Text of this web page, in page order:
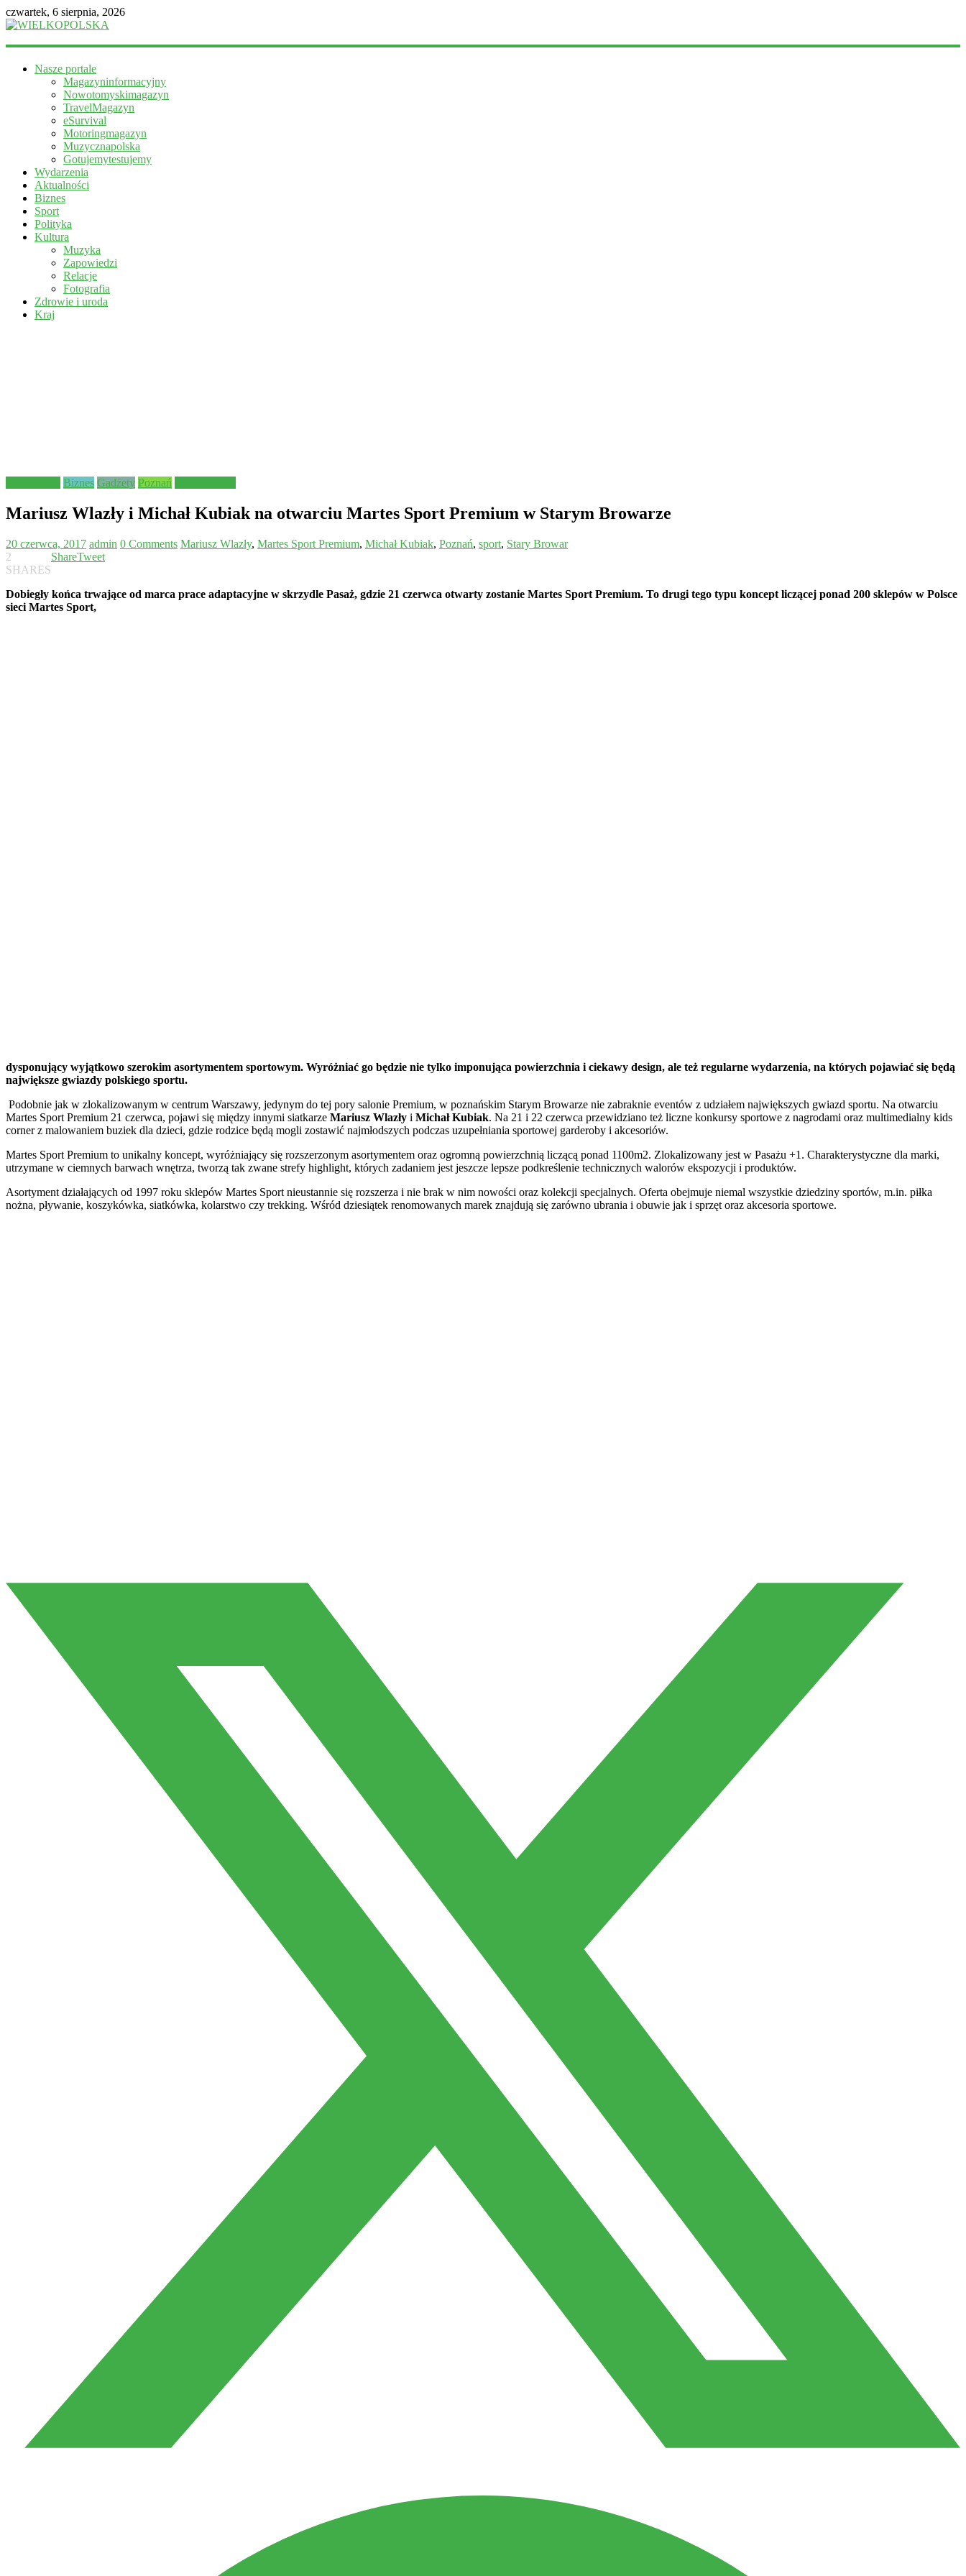
czwartek, 6 sierpnia, 2026
WIELKOPOLSKA
informacyjny
Nasze portale
Magazyninformacyjny
Nowotomyskimagazyn
TravelMagazyn
eSurvival
Motoringmagazyn
Muzycznapolska
Gotujemytestujemy
Wydarzenia
Aktualności
Biznes
Sport
Polityka
Kultura
Muzyka
Zapowiedzi
Relacje
Fotografia
Zdrowie i uroda
Kraj
Biznes Gadżety Poznań
Mariusz Wlazły i Michał Kubiak na otwarciu Martes Sport Premium w Starym Browarze
20 czerwca, 2017 admin 0 Comments Mariusz Wlazły, Martes Sport Premium, Michał Kubiak, Poznań, sport, Stary Browar
2
SHARES
ShareTweet
Dobiegły końca trwające od marca prace adaptacyjne w skrzydle Pasaż, gdzie 21 czerwca otwarty zostanie Martes Sport Premium. To drugi tego typu koncept liczącej ponad 200 sklepów w Polsce
sieci Martes Sport,
dysponujący wyjątkowo szerokim asortymentem sportowym. Wyróżniać go będzie nie tylko imponująca powierzchnia i ciekawy design, ale też regularne wydarzenia, na których pojawiać się będą
największe gwiazdy polskiego sportu.
Podobnie jak w zlokalizowanym w centrum Warszawy, jedynym do tej pory salonie Premium, w poznańskim Starym Browarze nie zabraknie eventów z udziałem największych gwiazd sportu. Na otwarciu
Martes Sport Premium 21 czerwca, pojawi się między innymi siatkarze Mariusz Wlazły i Michał Kubiak. Na 21 i 22 czerwca przewidziano też liczne konkursy sportowe z nagrodami oraz multimedialny kids
corner z malowaniem buziek dla dzieci, gdzie rodzice będą mogli zostawić najmłodszych podczas uzupełniania sportowej garderoby i akcesoriów.
Martes Sport Premium to unikalny koncept, wyróżniający się rozszerzonym asortymentem oraz ogromną powierzchnią liczącą ponad 1100m2. Zlokalizowany jest w Pasażu +1. Charakterystyczne dla marki,
utrzymane w ciemnych barwach wnętrza, tworzą tak zwane strefy highlight, których zadaniem jest jeszcze lepsze podkreślenie technicznych walorów ekspozycji i produktów.
Asortyment działających od 1997 roku sklepów Martes Sport nieustannie się rozszerza i nie brak w nim nowości oraz kolekcji specjalnych. Oferta obejmuje niemal wszystkie dziedziny sportów, m.in. piłka
nożna, pływanie, koszykówka, siatkówka, kolarstwo czy trekking. Wśród dziesiątek renomowanych marek znajdują się zarówno ubrania i obuwie jak i sprzęt oraz akcesoria sportowe.